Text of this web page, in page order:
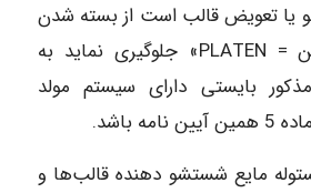
تعویض قالب است از بسته شدن
گیره متحرک «پلاتین = PLATEN» جلوگیری نماید به
بایستی دارای سیستم مولد
باشد.
پیستوله مایع شستشو دهنده قالب‌ها و